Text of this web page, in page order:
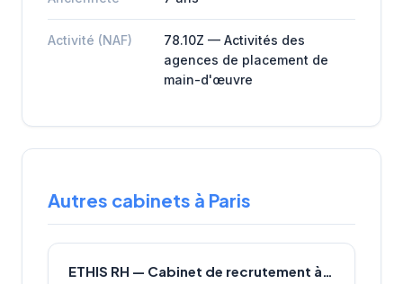
Activité (NAF)
78.10Z — Activités des
agences de placement de
main-d'œuvre
Autres cabinets à Paris
ETHIS RH — Cabinet de recrutement à Paris